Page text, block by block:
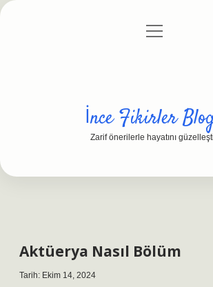
Gizlilik Politikası
menüyü
İnce Fikirler
Zarif önerilerle hayatını
Aktüerya Nasıl Bölüm
Tarih: Ekim 14, 2024